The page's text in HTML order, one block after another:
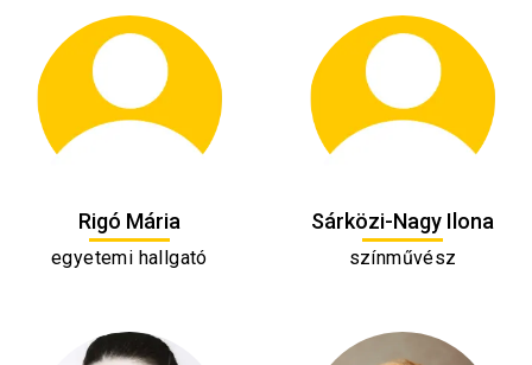
Rigó Mária
egyetemi hallgató
Sárközi-Nagy Ilona
színművész